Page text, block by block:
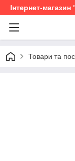
Інтернет-
Товари та